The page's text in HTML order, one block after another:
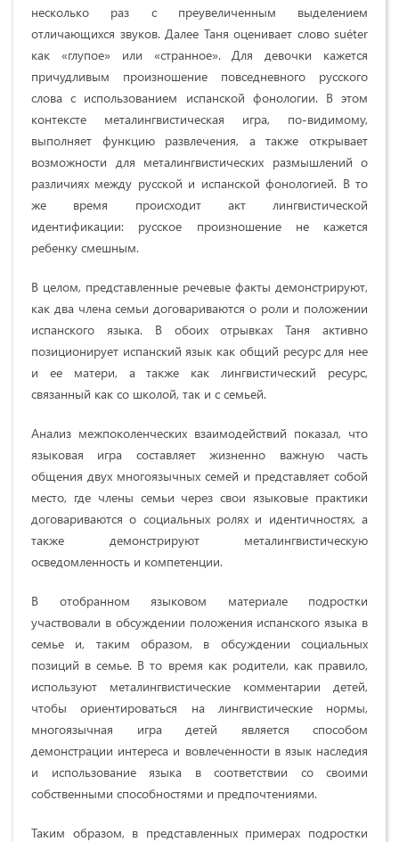
несколько раз с преувеличенным выделением
отличающихся звуков. Далее Таня оценивает слово suéter
как «глупое» или «странное». Для девочки кажется
причудливым произношение повседневного русского
слова с использованием испанской фонологии. В этом
контексте металингвистическая игра, по-видимому,
выполняет функцию развлечения, а также открывает
возможности для металингвистических размышлений о
различиях между русской и испанской фонологией. В то
же время происходит акт лингвистической
идентификации: русское произношение не кажется
ребенку смешным.
В целом, представленные речевые факты демонстрируют,
как два члена семьи договариваются о роли и положении
испанского языка. В обоих отрывках Таня активно
позиционирует испанский язык как общий ресурс для нее
и ее матери, а также как лингвистический ресурс,
связанный как со школой, так и с семьей.
Анализ межпоколенческих взаимодействий показал, что
языковая игра составляет жизненно важную часть
общения двух многоязычных семей и представляет собой
место, где члены семьи через свои языковые практики
договариваются о социальных ролях и идентичностях, а
также демонстрируют металингвистическую
осведомленность и компетенции.
В отобранном языковом материале подростки
участвовали в обсуждении положения испанского языка в
семье и, таким образом, в обсуждении социальных
позиций в семье. В то время как родители, как правило,
используют металингвистические комментарии детей,
чтобы ориентироваться на лингвистические нормы,
многоязычная игра детей является способом
демонстрации интереса и вовлеченности в язык наследия
и использование языка в соответствии со своими
собственными способностями и предпочтениями.
Таким образом, в представленных примерах подростки